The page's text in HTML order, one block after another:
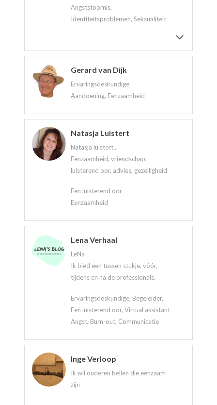
Angststoornis,
Identiteitsproblemen, Seksualiteit
Gerard van Dijk
Ervaringsdeskundige
Aandoening, Eenzaamheid
Natasja Luistert
Natasja luistert...
Eenzaamheid, vriendschap,
luisterend oor, advies, gezelligheid
Een luisterend oor
Eenzaamheid
Lena Verhaal
LeNa
Ik bied een tussen stukje, vóór,
tijdens en na de professionals.
Ervaringsdeskundige, Begeleider,
Een luisterend oor, Virtual assistant
Angst, Burn-out, Communicatie
Inge Verloop
Ik wil ouderen bellen die eenzaam
zijn